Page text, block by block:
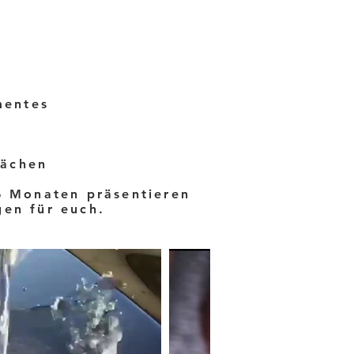
präsentieren
für euch.